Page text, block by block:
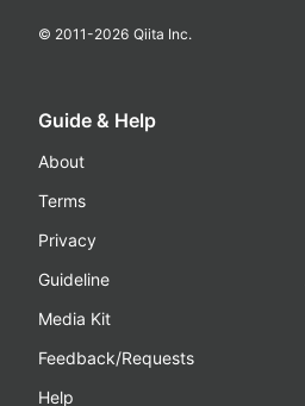
© 2011-2026 Qiita Inc.
Guide & Help
About
Terms
Privacy
Guideline
Media Kit
Feedback/Requests
Help